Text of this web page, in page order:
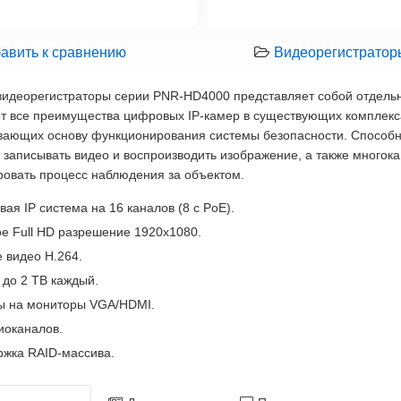
к сравнению
серии PNR-HD4000 представляет собой
все преимущества цифровых IP-камер в существующих
основу функционирования системы безопасности.
видео и воспроизводить изображение, а также
процесс наблюдения за объектом.
IP система на 16 каналов (8 с PoE).
Full HD разрешение 1920x1080.
видео H.264.
до 2 TB каждый.
на мониторы VGA/HDMI.
RAID-массива.